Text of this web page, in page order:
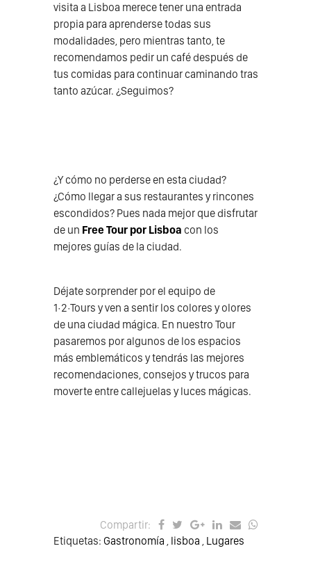
visita a Lisboa merece tener una entrada
propia para aprenderse todas sus
modalidades, pero mientras tanto, te
recomendamos pedir un café después de
tus comidas para continuar caminando tras
tanto azúcar. ¿Seguimos?
¿Y cómo no perderse en esta ciudad?
¿Cómo llegar a sus restaurantes y rincones
escondidos? Pues nada mejor que disfrutar
de un Free Tour por Lisboa con los
mejores guías de la ciudad.
Déjate sorprender por el equipo de
1·2·Tours y ven a sentir los colores y olores
de una ciudad mágica. En nuestro Tour
pasaremos por algunos de los espacios
más emblemáticos y tendrás las mejores
recomendaciones, consejos y trucos para
moverte entre callejuelas y luces mágicas.
Compartir:
Etiquetas: Gastronomía , lisboa , Lugares